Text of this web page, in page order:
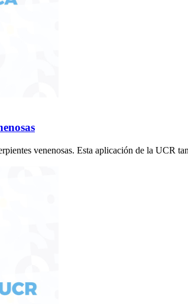
venenosas. Esta aplicación de la UCR